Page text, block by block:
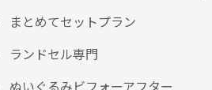
まとめてセットプラン
ランドセル専門
ぬいぐるみビフォーアフター